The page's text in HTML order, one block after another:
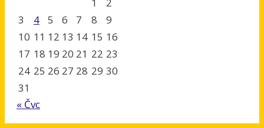
3
4 5 6 7 8
9
10 11 12 13 14 15 16
17 18 19 20 21 22 23
24 25 26 27 28 29 30
31
« Čvc